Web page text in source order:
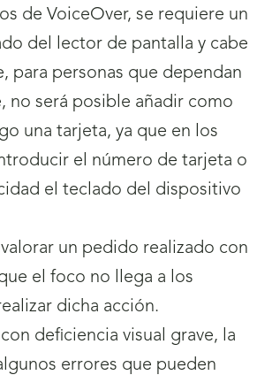
de VoiceOver, se requiere un
del lector de pantalla y cabe
para personas que dependan
no será posible añadir como
una tarjeta, ya que en los
el número de tarjeta o
el teclado del dispositivo
un pedido realizado con
el foco no llega a los
dicha acción.
deficiencia visual grave, la
errores que pueden